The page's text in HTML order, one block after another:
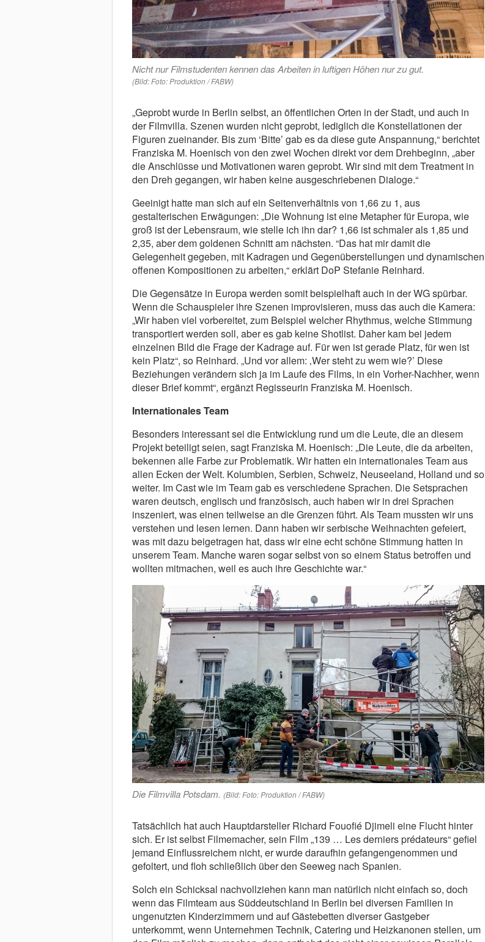
Nicht nur Filmstudenten kennen das Arbeiten in luftigen Höhen nur zu gut.
(Bild: Foto: Produktion / FABW)
„Geprobt wurde in Berlin selbst, an öffentlichen Orten in der Stadt, und auch in
der Filmvilla. Szenen wurden nicht geprobt, lediglich die Konstellationen der
Figuren zueinander. Bis zum ‘Bitte’ gab es da diese gute Anspannung,“ berichtet
Franziska M. Hoenisch von den zwei Wochen direkt vor dem Drehbeginn, „aber
die Anschlüsse und Motivationen waren geprobt. Wir sind mit dem Treatment in
den Dreh gegangen, wir haben keine ausgeschriebenen Dialoge.“
Geeinigt hatte man sich auf ein Seitenverhältnis von 1,66 zu 1, aus
gestalterischen Erwägungen: „Die Wohnung ist eine Metapher für Europa, wie
groß ist der Lebensraum, wie stelle ich ihn dar? 1,66 ist schmaler als 1,85 und
2,35, aber dem goldenen Schnitt am nächsten. “Das hat mir damit die
Gelegenheit gegeben, mit Kadragen und Gegenüberstellungen und dynamischen
offenen Kompositionen zu arbeiten,“ erklärt DoP Stefanie Reinhard.
Die Gegensätze in Europa werden somit beispielhaft auch in der WG spürbar.
Wenn die Schauspieler ihre Szenen improvisieren, muss das auch die Kamera:
„Wir haben viel vorbereitet, zum Beispiel welcher Rhythmus, welche Stimmung
transportiert werden soll, aber es gab keine Shotlist. Daher kam bei jedem
einzelnen Bild die Frage der Kadrage auf. Für wen ist gerade Platz, für wen ist
kein Platz“, so Reinhard. „Und vor allem: ‚Wer steht zu wem wie?’ Diese
Beziehungen verändern sich ja im Laufe des Films, in ein Vorher-Nachher, wenn
dieser Brief kommt“, ergänzt Regisseurin Franziska M. Hoenisch.
Internationales Team
Besonders interessant sei die Entwicklung rund um die Leute, die an diesem
Projekt beteiligt seien, sagt Franziska M. Hoenisch: „Die Leute, die da arbeiten,
bekennen alle Farbe zur Problematik. Wir hatten ein internationales Team aus
allen Ecken der Welt. Kolumbien, Serbien, Schweiz, Neuseeland, Holland und so
weiter. Im Cast wie im Team gab es verschiedene Sprachen. Die Setsprachen
waren deutsch, englisch und französisch, auch haben wir in drei Sprachen
inszeniert, was einen teilweise an die Grenzen führt. Als Team mussten wir uns
verstehen und lesen lernen. Dann haben wir serbische Weihnachten gefeiert,
was mit dazu beigetragen hat, dass wir eine echt schöne Stimmung hatten in
unserem Team. Manche waren sogar selbst von so einem Status betroffen und
wollten mitmachen, weil es auch ihre Geschichte war.“
Die Filmvilla Potsdam. (Bild: Foto: Produktion / FABW)
Tatsächlich hat auch Hauptdarsteller Richard Fouofié Djimeli eine Flucht hinter
sich. Er ist selbst Filmemacher, sein Film „139 … Les derniers prédateurs“ gefiel
jemand Einflussreichem nicht, er wurde daraufhin gefangengenommen und
gefoltert, und floh schließlich über den Seeweg nach Spanien.
Solch ein Schicksal nachvollziehen kann man natürlich nicht einfach so, doch
wenn das Filmteam aus Süddeutschland in Berlin bei diversen Familien in
ungenutzten Kinderzimmern und auf Gästebetten diverser Gastgeber
unterkommt, wenn Unternehmen Technik, Catering und Heizkanonen stellen, um